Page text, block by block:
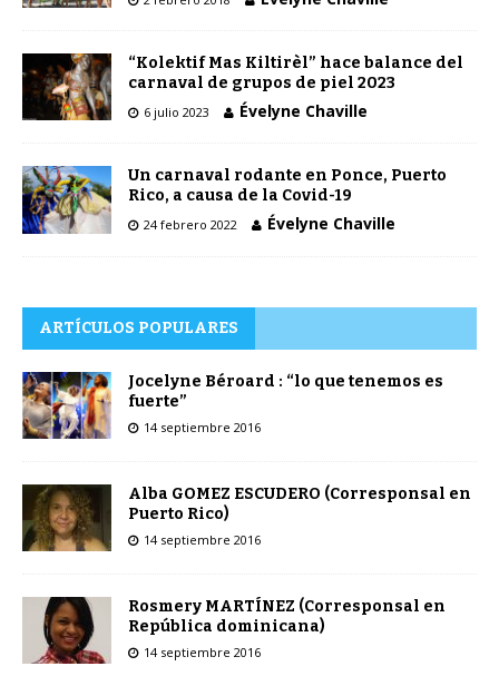
“Kolektif Mas Kiltirèl” hace balance del
carnaval de grupos de piel 2023
6 julio 2023 Évelyne Chaville
Un carnaval rodante en Ponce, Puerto
Rico, a causa de la Covid-19
24 febrero 2022 Évelyne Chaville
ARTÍCULOS POPULARES
Jocelyne Béroard : “lo que tenemos es
fuerte”
14 septiembre 2016
Alba GOMEZ ESCUDERO (Corresponsal en
Puerto Rico)
14 septiembre 2016
Rosmery MARTÍNEZ (Corresponsal en
República dominicana)
14 septiembre 2016